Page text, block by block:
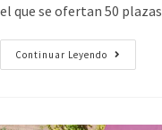
el que se ofertan 50 plazas
Continuar Leyendo